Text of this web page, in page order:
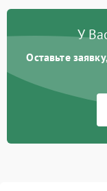
У
Оставьте